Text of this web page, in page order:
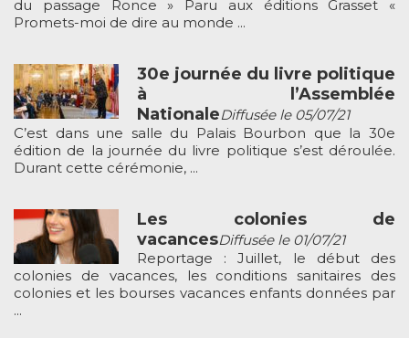
du passage Ronce » Paru aux éditions Grasset «
Promets-moi de dire au monde ...
30e journée du livre politique
à l’Assemblée
NationaleDiffusée le 05/07/21
C’est dans une salle du Palais Bourbon que la 30e
édition de la journée du livre politique s’est déroulée.
Durant cette cérémonie, ...
Les colonies de
vacancesDiffusée le 01/07/21
Reportage : Juillet, le début des
colonies de vacances, les conditions sanitaires des
colonies et les bourses vacances enfants données par
...